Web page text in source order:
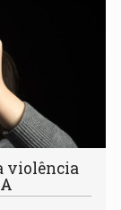
violência